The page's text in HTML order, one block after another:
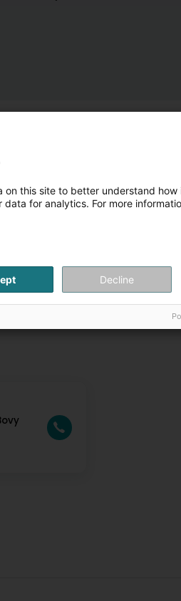
on this site to better understand how
for analytics. For more
Decline